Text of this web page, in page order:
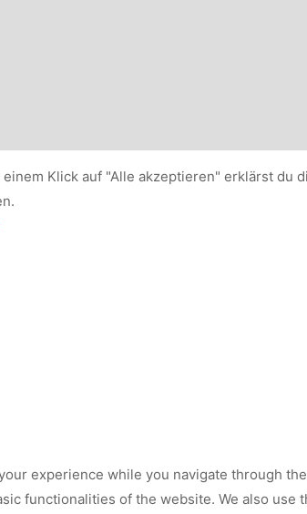
Klick auf "Alle akzeptieren" erklärst
experience while you navigate through
functionalities of the website. We also